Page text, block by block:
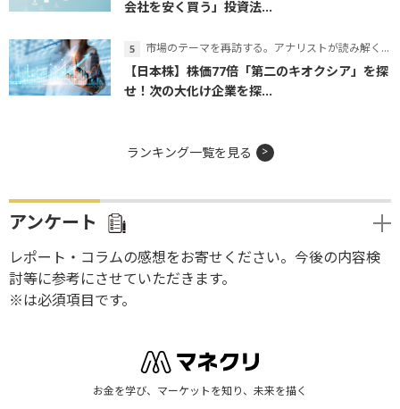
会社を安く買う」投資法...
市場のテーマを再訪する。アナリストが読み解くテーマの本質
【日本株】株価77倍「第二のキオクシア」を探
せ！次の大化け企業を探...
ランキング一覧を見る
アンケート
レポート・コラムの感想をお寄せください。今後の内容検
討等に参考にさせていただきます。
※は必須項目です。
お金を学び、マーケットを知り、未来を描く